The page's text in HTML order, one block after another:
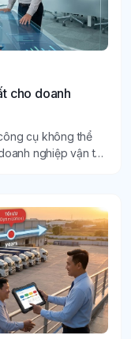
cho doanh
cụ không thể
nghiệp vận tải,